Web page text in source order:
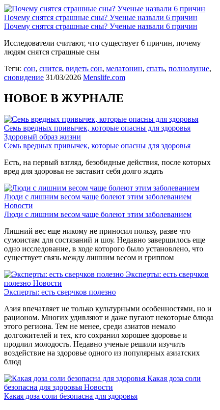
Почему снятся страшные сны? Ученые назвали 6 причин
Почему снятся страшные сны? Ученые назвали 6 причин
Исследователи считают, что существует 6 причин, почему
людям снятся страшные сны
Теги: сон, снится, видеть сон, мелатонин, спать, полнолуние,
сновидение 31/03/2026 Menslife.com
НОВОЕ В ЖУРНАЛЕ
Семь вредных привычек, которые опасны для здоровья
Здоровый образ жизни
Семь вредных привычек, которые опасны для здоровья
Есть, на первый взгляд, безобидные действия, после которых
вред для здоровья не заставит себя долго ждать
Люди с лишним весом чаще болеют этим заболеванием
Новости
Люди с лишним весом чаще болеют этим заболеванием
Лишний вес еще никому не приносил пользу, разве что
сумоистам для состязаний и шоу. Недавно завершилось еще
одно исследование, в ходе которого было установлено, что
существует связь между лишним весом и гриппом
Эксперты: есть сверчков
полезно Новости
Эксперты: есть сверчков полезно
Азия впечатляет не только культурными особенностями, но и
рационом. Многих удивляют и даже пугают некоторые блюда
этого региона. Тем не менее, среди азиатов немало
долгожителей и тех, кто сохранил хорошее здоровье и
продлил молодость. Недавно ученые решили изучить
воздействие на здоровье одного из популярных азиатских
блюд
Какая доза соли
безопасна для здоровья Новости
Какая доза соли безопасна для здоровья